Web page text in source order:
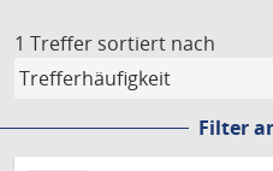
1 Treffer sortiert nach
Filter